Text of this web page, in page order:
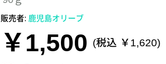
販売者: 鹿児島オリーブ
￥1,500 (税込 ￥1,620)